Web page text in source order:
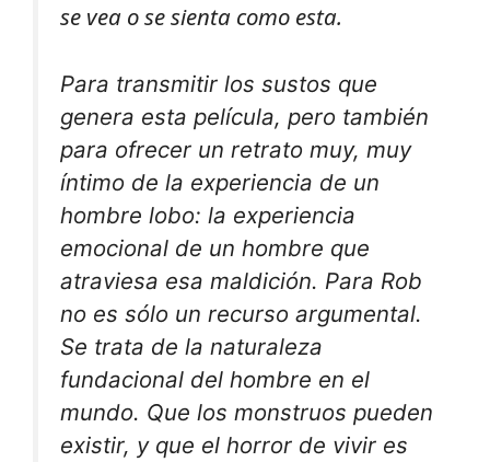
se vea o se sienta como esta.
Para transmitir los sustos que
genera esta película, pero también
para ofrecer un retrato muy, muy
íntimo de la experiencia de un
hombre lobo: la experiencia
emocional de un hombre que
atraviesa esa maldición. Para Rob
no es sólo un recurso argumental.
Se trata de la naturaleza
fundacional del hombre en el
mundo. Que los monstruos pueden
existir, y que el horror de vivir es